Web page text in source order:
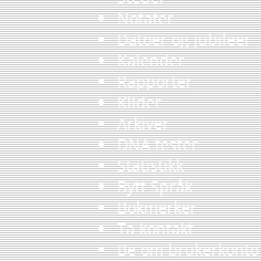
Notater
Datoer og jubileer
Kalender
Rapporter
Kilder
Arkiver
DNA tester
Statistikk
Bytt Språk
Bokmerker
Ta kontakt
Be om brukerkonto